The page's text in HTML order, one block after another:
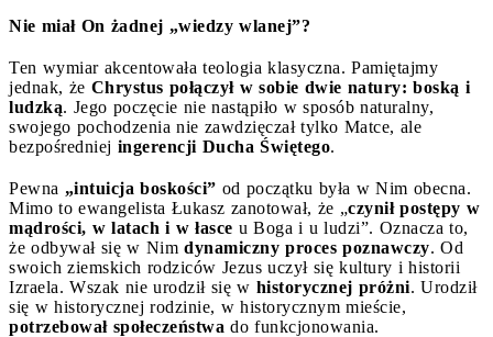
Nie miał On żadnej „wiedzy wlanej”?
Ten wymiar akcentowała teologia klasyczna. Pamiętajmy
jednak, że Chrystus połączył w sobie dwie natury: boską i
ludzką. Jego poczęcie nie nastąpiło w sposób naturalny,
swojego pochodzenia nie zawdzięczał tylko Matce, ale
bezpośredniej ingerencji Ducha Świętego.
Pewna „intuicja boskości” od początku była w Nim obecna.
Mimo to ewangelista Łukasz zanotował, że „czynił postępy w
mądrości, w latach i w łasce u Boga i u ludzi”. Oznacza to,
że odbywał się w Nim dynamiczny proces poznawczy. Od
swoich ziemskich rodziców Jezus uczył się kultury i historii
Izraela. Wszak nie urodził się w historycznej próżni. Urodził
się w historycznej rodzinie, w historycznym mieście,
potrzebował społeczeństwa do funkcjonowania.